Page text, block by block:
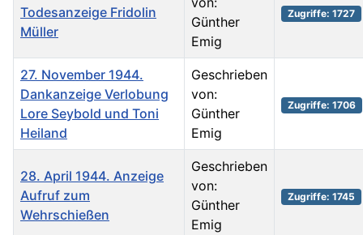
Todesanzeige Fridolin
Müller
Günther
Emig
Zugriffe: 1727
27. November 1944.
Dankanzeige Verlobung
Lore Seybold und Toni
Heiland
Geschrieben
von:
Günther
Emig
Zugriffe: 1706
28. April 1944. Anzeige
Aufruf zum
Wehrschießen
Geschrieben
von:
Günther
Emig
Zugriffe: 1745